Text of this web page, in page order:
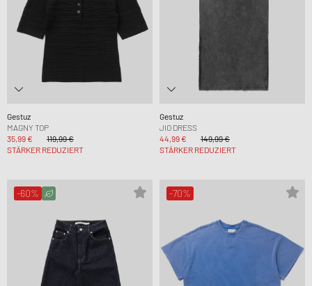
Gestuz
MAGNY TOP
35,99 €
119,99 €
STÄRKER REDUZIERT
Gestuz
JIO DRESS
44,99 €
149,99 €
STÄRKER REDUZIERT
-60% -70%